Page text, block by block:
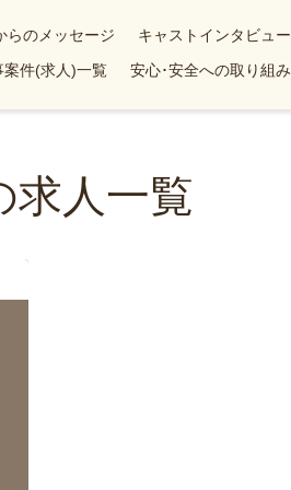
らのメッセージ
キャストインタビュー
案件(求人)一覧 安心･安全への取り組み
求人一覧